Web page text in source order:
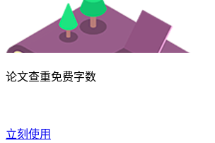
论文查重免费字数
立刻使用